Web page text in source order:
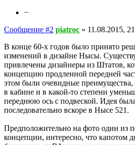
−
Сообщение #2 piatroc » 11.08.2015,
В конце 60-х годов было принято
изменений в дизайне Нысы.
привлечены дизайнеры из Штатов,
концепцию продленной передней
этом были очевидные преимущества,
в кабине и в какой-то степени
переднюю ось с подвеской. Идея
последовательно вскоре в Нысе 521.
Предположительно на фото один из
концепции, интересно, что капотом